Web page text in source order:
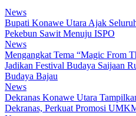
News
Bupati Konawe Utara Ajak
Pekebun Sawit Menuju ISPO
News
Mengangkat Tema “Magic From
Jadikan Festival Budaya Saijaan
Budaya Bajau
News
Dekranas Konawe Utara
Dekranas, Perkuat Promosi